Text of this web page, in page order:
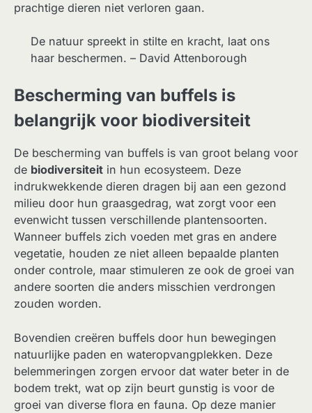
prachtige dieren niet verloren gaan.
De natuur spreekt in stilte en kracht, laat ons
haar beschermen. – David Attenborough
Bescherming van buffels is
belangrijk voor biodiversiteit
De bescherming van buffels is van groot belang voor
de biodiversiteit in hun ecosysteem. Deze
indrukwekkende dieren dragen bij aan een gezond
milieu door hun graasgedrag, wat zorgt voor een
evenwicht tussen verschillende plantensoorten.
Wanneer buffels zich voeden met gras en andere
vegetatie, houden ze niet alleen bepaalde planten
onder controle, maar stimuleren ze ook de groei van
andere soorten die anders misschien verdrongen
zouden worden.
Bovendien creëren buffels door hun bewegingen
natuurlijke paden en wateropvangplekken. Deze
belemmeringen zorgen ervoor dat water beter in de
bodem trekt, wat op zijn beurt gunstig is voor de
groei van diverse flora en fauna. Op deze manier